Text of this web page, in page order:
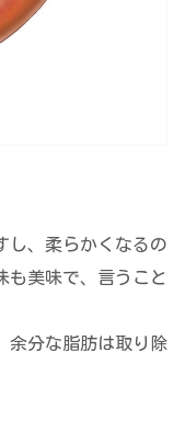
し、柔らかくなるの
も美味で、言うこと
余分な脂肪は取り除